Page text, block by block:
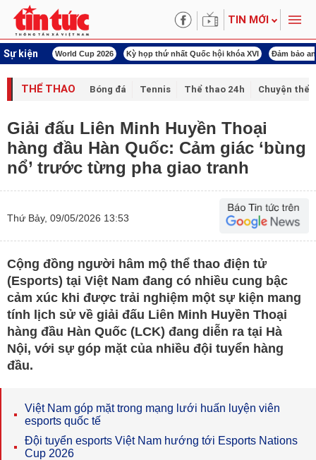
TIN MỚI
Sự kiện
Việt Nam World Cup 2026 Kỳ họp thứ nhất Quốc hội khóa XVI Đảm bảo
THỂ THAO Bóng đá Tennis Thể thao 24h Chuyện thể
Giải đấu Liên Minh Huyền Thoại
hàng đầu Hàn Quốc: Cảm giác ‘bùng
nổ’ trước từng pha giao tranh
Thứ Bảy, 09/05/2026 13:53
Cộng đồng người hâm mộ thể thao điện tử
(Esports) tại Việt Nam đang có nhiều cung bậc
cảm xúc khi được trải nghiệm một sự kiện mang
tính lịch sử về giải đấu Liên Minh Huyền Thoại
hàng đầu Hàn Quốc (LCK) đang diễn ra tại Hà
Nội, với sự góp mặt của nhiều đội tuyển hàng
đầu.
Việt Nam góp mặt trong mạng lưới huấn luyện viên
esports quốc tế
Đội tuyển esports Việt Nam hướng tới Esports Nations
Cup 2026